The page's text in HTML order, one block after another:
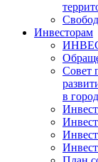
Инвесторам
Совет
в